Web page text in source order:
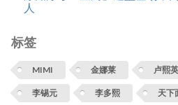
人
标签
MIMI 金娜莱 卢熙英
李锡元 李多熙 天下